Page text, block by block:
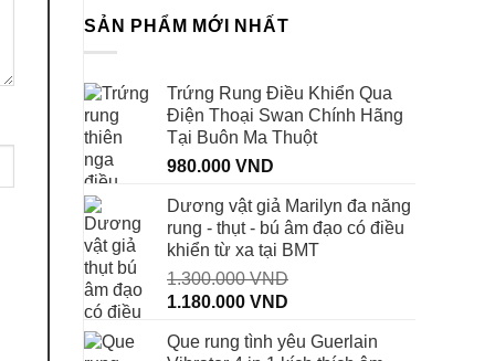
SẢN PHẨM MỚI NHẤT
Trứng Rung Điều Khiển Qua
Điện Thoại Swan Chính Hãng
Tại Buôn Ma Thuột
980.000 VND
Dương vật giả Marilyn đa năng
rung - thụt - bú âm đạo có điều
khiển từ xa tại BMT
1.300.000VND
Giá
là:
1.180.000 VND
tại
Que rung tình yêu Guerlain